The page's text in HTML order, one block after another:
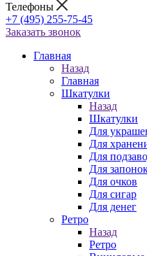
Телефоны
+7 (495) 255-75-45
Заказать звонок
Главная
Назад
Главная
Шкатулки
Назад
Шкатулки
Для
Для
Для
Для
Для очков
Для сигар
Для денег
Ретро
Назад
Ретро